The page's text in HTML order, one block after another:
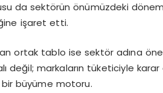
da sektörün önümüzdeki
işaret etti.
ortak tablo ise sektör adına
markaların tüketiciyle karar
büyüme motoru.